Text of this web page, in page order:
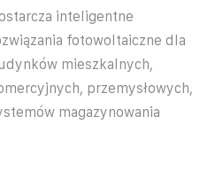
inteligentne
fotowoltaiczne dla
mieszkalnych,
przemysłowych,
magazynowania